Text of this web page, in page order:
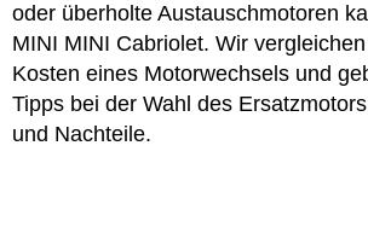
oder überholte Austauschmotoren
MINI MINI Cabriolet. Wir
Kosten eines Motorwechsels und
Tipps bei der Wahl des
und Nachteile.